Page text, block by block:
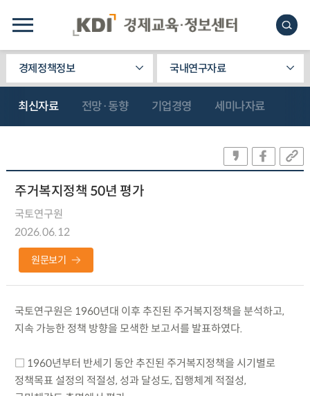
경제정책정보 국내연구자료
최신자료 전망·동향 기업경영 세미나자료
주거복지정책 50년 평가
국토연구원
2026.06.12
원문보기
국토연구원은 1960년대 이후 추진된 주거복지정책을 분석하고,
지속 가능한 정책 방향을 모색한 보고서를 발표하였다.
□ 1960년부터 반세기 동안 추진된 주거복지정책을 시기별로
정책목표 설정의 적절성, 성과 달성도, 집행체계 적절성,